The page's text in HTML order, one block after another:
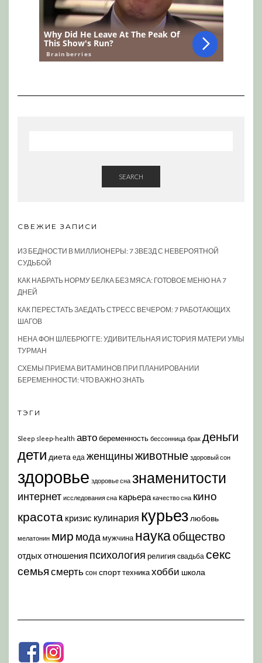
SEARCH
СВЕЖИЕ ЗАПИСИ
ИЗ БЕДНОСТИ В МИЛЛИОНЕРЫ: 7 ЗВЕЗД С НЕВЕРОЯТНОЙ
СУДЬБОЙ
КАК НАБРАТЬ НОРМУ БЕЛКА БЕЗ МЯСА: ГОТОВОЕ МЕНЮ НА 7
ДНЕЙ
КАК ПЕРЕСТАТЬ ЗАЕДАТЬ СТРЕСС ВЕЧЕРОМ: 7 РАБОТАЮЩИХ
ШАГОВ
НЕНА ФОН ШЛЕБРЮГГЕ: УДИВИТЕЛЬНАЯ ИСТОРИЯ МАТЕРИ УМЫ
ТУРМАН
СХЕМЫ ПРИЕМА ВИТАМИНОВ ПРИ ПЛАНИРОВАНИИ
БЕРЕМЕННОСТИ: ЧТО ВАЖНО ЗНАТЬ
ТЭГИ
Sleep sleep-health автобеременность бессонница брак деньги
дети диета еда женщиныживотные здоровый сон
здоровье здоровье сна знаменитости
интернет исследования сна карьера качество сна кино
красота кризис кулинария курьез любовь
мелатонин мир модамужчина наукаобщество
отдых отношения психология религия свадьба секс
семья смерть сон спорттехникахобби школа